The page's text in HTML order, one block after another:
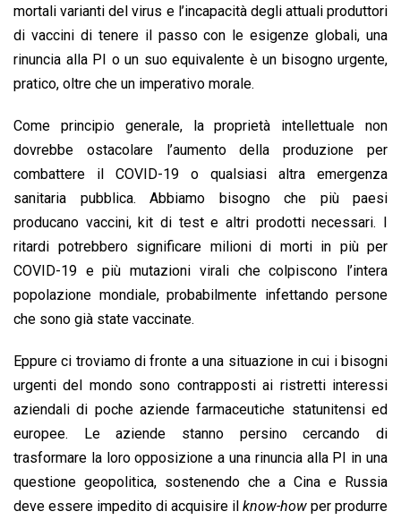
mortali varianti del virus e l’incapacità degli attuali produttori
di vaccini di tenere il passo con le esigenze globali, una
rinuncia alla PI o un suo equivalente è un bisogno urgente,
pratico, oltre che un imperativo morale.
Come principio generale, la proprietà intellettuale non
dovrebbe ostacolare l’aumento della produzione per
combattere il COVID-19 o qualsiasi altra emergenza
sanitaria pubblica. Abbiamo bisogno che più paesi
producano vaccini, kit di test e altri prodotti necessari. I
ritardi potrebbero significare milioni di morti in più per
COVID-19 e più mutazioni virali che colpiscono l’intera
popolazione mondiale, probabilmente infettando persone
che sono già state vaccinate.
Eppure ci troviamo di fronte a una situazione in cui i bisogni
urgenti del mondo sono contrapposti ai ristretti interessi
aziendali di poche aziende farmaceutiche statunitensi ed
europee. Le aziende stanno persino cercando di
trasformare la loro opposizione a una rinuncia alla PI in una
questione geopolitica, sostenendo che a Cina e Russia
deve essere impedito di acquisire il know-how per produrre